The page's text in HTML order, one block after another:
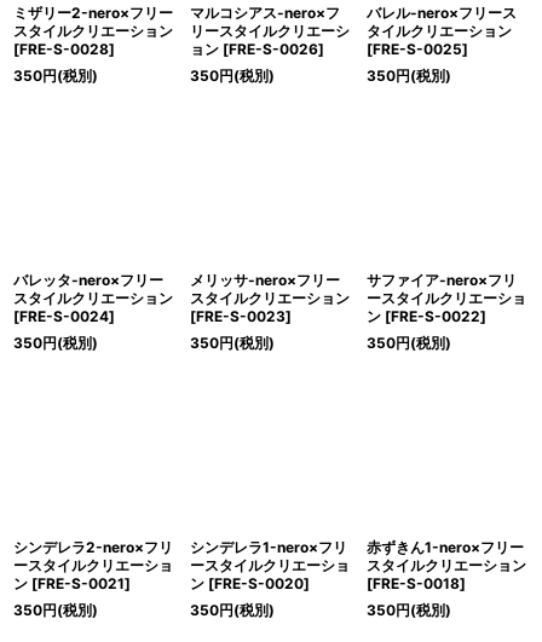
ミザリー2-nero×フリー
スタイルクリエーション
[FRE-S-0028]
350円(税別)
マルコシアス-nero×フ
リースタイルクリエーシ
ョン [FRE-S-0026]
350円(税別)
バレル-nero×フリース
タイルクリエーション
[FRE-S-0025]
350円(税別)
バレッタ-nero×フリー
スタイルクリエーション
[FRE-S-0024]
350円(税別)
メリッサ-nero×フリー
スタイルクリエーション
[FRE-S-0023]
350円(税別)
サファイア-nero×フリ
ースタイルクリエーショ
ン [FRE-S-0022]
350円(税別)
シンデレラ2-nero×フリ
ースタイルクリエーショ
ン [FRE-S-0021]
350円(税別)
シンデレラ1-nero×フリ
ースタイルクリエーショ
ン [FRE-S-0020]
350円(税別)
赤ずきん1-nero×フリー
スタイルクリエーション
[FRE-S-0018]
350円(税別)